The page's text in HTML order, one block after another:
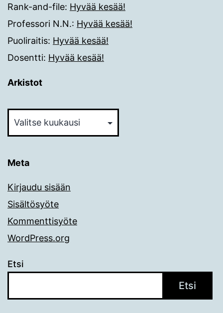
Rank-and-file: Hyvää kesää!
Professori N.N.: Hyvää kesää!
Puoliraitis: Hyvää kesää!
Dosentti: Hyvää kesää!
Arkistot
Meta
Kirjaudu sisään
Sisältösyöte
Kommenttisyöte
WordPress.org
Etsi
Etsi